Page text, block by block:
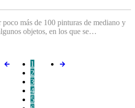
más de 100 pinturas de mediano y
objetos, en los que se…
1
2
3
4
5